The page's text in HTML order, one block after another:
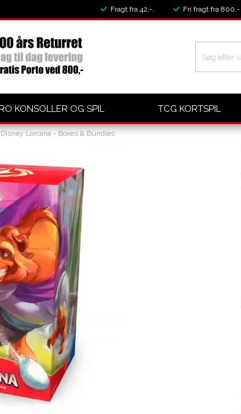
Fragt fra 42,-, Fri fragt fra 800,-
KONSOLLER OG SPIL TCG KORTSPIL
Disney Lorcana - Boxes & Bundles